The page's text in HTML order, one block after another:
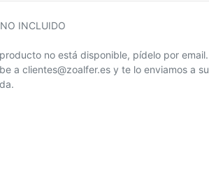
INCLUIDO
no está disponible, pídelo por email.
a clientes@zoalfer.es y te lo enviamos a su